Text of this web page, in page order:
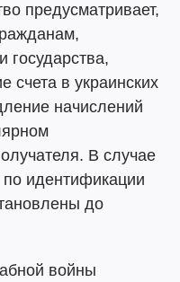
предусматривает,
государства,
счета в украинских
начислений
В случае
идентификации
до
войны